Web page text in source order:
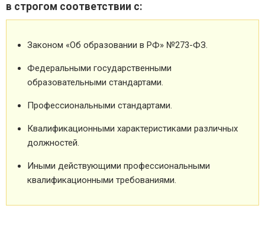
в строгом соответствии с:
Законом «Об образовании в РФ» №273-ФЗ.
Федеральными государственными
образовательными стандартами.
Профессиональными стандартами.
Квалификационными характеристиками различных
должностей.
Иными действующими профессиональными
квалификационными требованиями.